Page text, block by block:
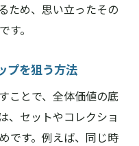
ため、思い立ったその
す。
プを狙う方法
ことで、全体価値の底
、セットやコレクショ
です。例えば、同じ時